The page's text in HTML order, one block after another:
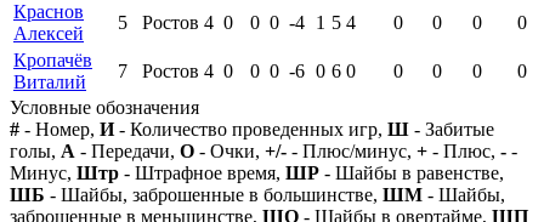
Краснов
Алексей
5 Ростов 4 0 0 0 -4 1 5 4 0 0 0
0
Кропачёв
Виталий
7 Ростов 4 0 0 0 -6 0 6 0 0 0 0
0
Условные обозначения
# - Номер, И- Количество проведенных игр, Ш - Забитые
голы, А - Передачи, О - Очки, +/- - Плюс/минус, + - Плюс, - -
Минус, Штр - Штрафное время, ШР - Шайбы в равенстве,
ШБ - Шайбы, заброшенные в большинстве, ШМ - Шайбы,
заброшенные в меньшинстве, ШО - Шайбы в овертайме, ШП